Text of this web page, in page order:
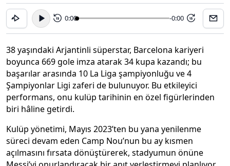
15 0:00 -0:00 15
38 yaşındaki Arjantinli süperstar, Barcelona kariyeri
boyunca 669 gole imza atarak 34 kupa kazandı; bu
başarılar arasında 10 La Liga şampiyonluğu ve 4
Şampiyonlar Ligi zaferi de bulunuyor. Bu etkileyici
performans, onu kulüp tarihinin en özel figürlerinden
biri hâline getirdi.
Kulüp yönetimi, Mayıs 2023’ten bu yana yenilenme
süreci devam eden Camp Nou’nun bu ay kısmen
açılmasını fırsata dönüştürerek, stadyumun önüne